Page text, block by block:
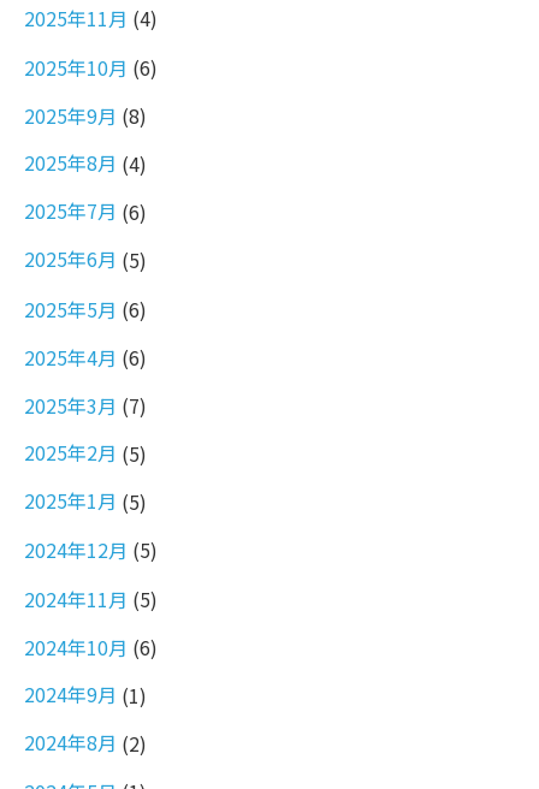
2025年11月 (4)
2025年10月 (6)
2025年9月 (8)
2025年8月 (4)
2025年7月 (6)
2025年6月 (5)
2025年5月 (6)
2025年4月 (6)
2025年3月 (7)
2025年2月 (5)
2025年1月 (5)
2024年12月 (5)
2024年11月 (5)
2024年10月 (6)
2024年9月 (1)
2024年8月 (2)